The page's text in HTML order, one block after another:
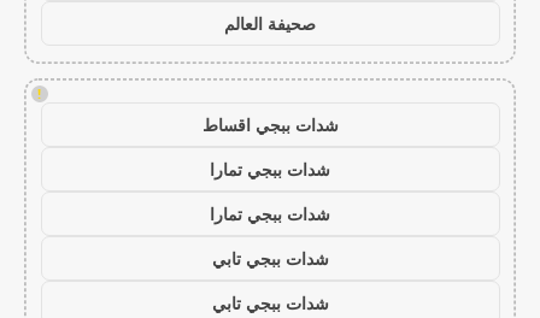
صحيفة العالم
!
شدات ببجي اقساط
شدات ببجي تمارا
شدات ببجي تمارا
شدات ببجي تابي
شدات ببجي تابي